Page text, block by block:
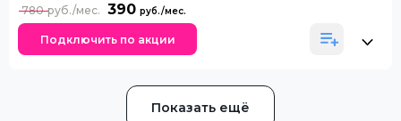
390
780
Подключить по акции
Показать ещё